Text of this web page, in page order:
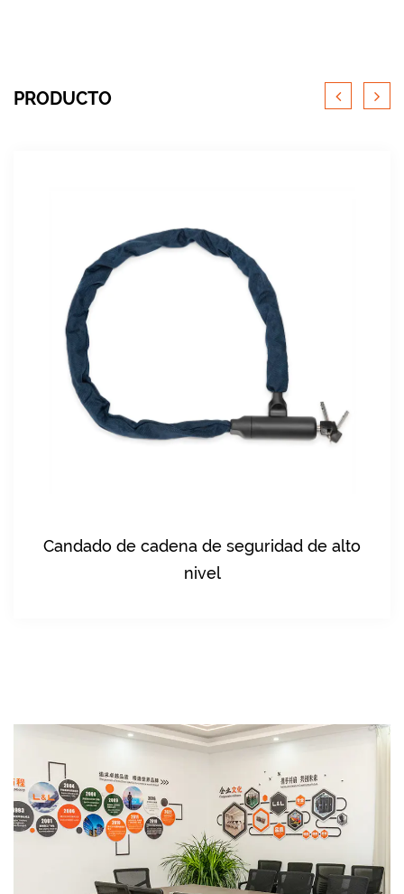
PRODUCTO
de seguridad de alto
Cerradura de